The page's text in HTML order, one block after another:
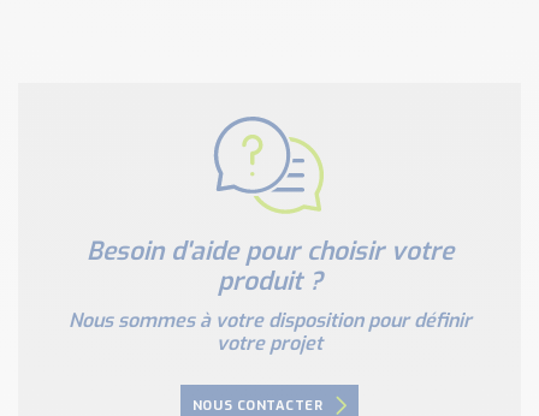
Besoin d'aide pour choisir votre
produit ?
Nous sommes à votre disposition pour définir
votre projet
NOUS CONTACTER